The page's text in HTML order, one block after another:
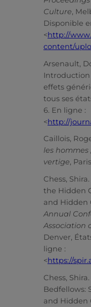
Culture,
Disponible
<http://
content/
Arsenault,
effets
tous ses
6. En ligne :
<http://
Caillois,
les hommes
vertige,
Chess,
the Hidden
and Hidden
Annual
Association
Denver,
ligne :
<https://
Chess,
Bedfellows:
and Hidden